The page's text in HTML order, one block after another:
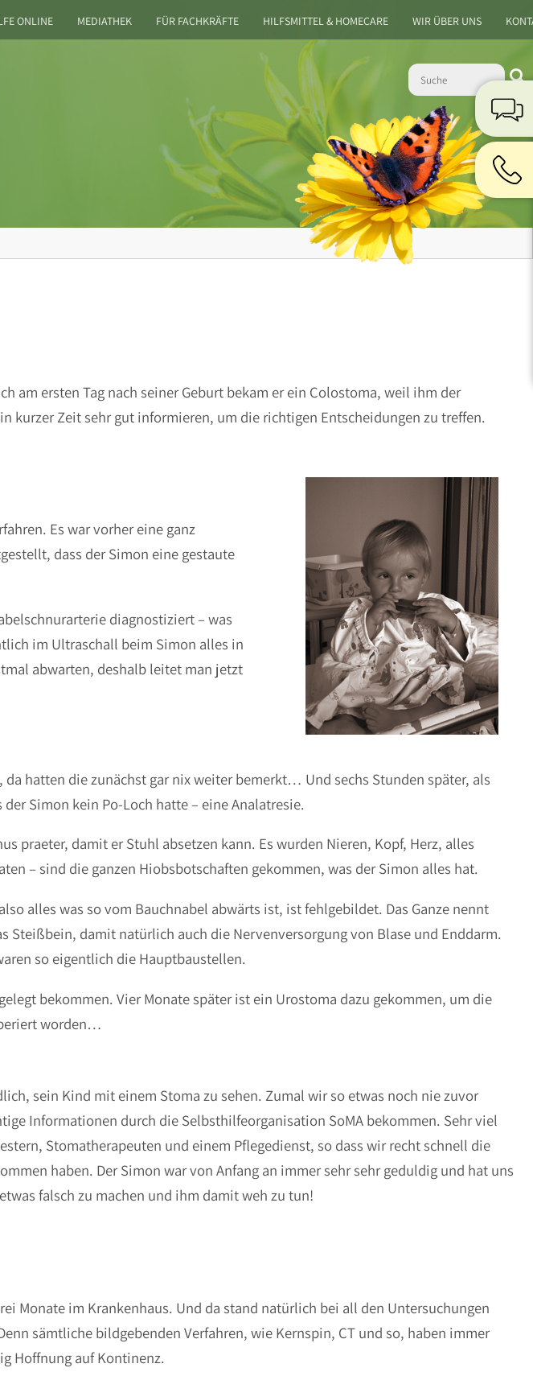
ONLINE MEDIATHEK FÜR FACHKRÄFTE HILFSMITTEL & HOMECARE WIR ÜBER UNS
am ersten Tag nach seiner Geburt bekam er ein Colostoma, weil ihm der
kurzer Zeit sehr gut informieren, um die richtigen Entscheidungen zu treffen.
Es war vorher eine ganz
dass der Simon eine gestaute
diagnostiziert – was
im Ultraschall beim Simon alles in
abwarten, deshalb leitet man jetzt
hatten die zunächst gar nix weiter bemerkt… Und sechs Stunden später, als
Simon kein Po-Loch hatte – eine Analatresie.
praeter, damit er Stuhl absetzen kann. Es wurden Nieren, Kopf, Herz, alles
– sind die ganzen Hiobsbotschaften gekommen, was der Simon alles hat.
alles was so vom Bauchnabel abwärts ist, ist fehlgebildet. Das Ganze nennt
Steißbein, damit natürlich auch die Nervenversorgung von Blase und Enddarm.
so eigentlich die Hauptbaustellen.
bekommen. Vier Monate später ist ein Urostoma dazu gekommen, um die
worden…
sein Kind mit einem Stoma zu sehen. Zumal wir so etwas noch nie zuvor
Informationen durch die Selbsthilfeorganisation SoMA bekommen. Sehr viel
Stomatherapeuten und einem Pflegedienst, so dass wir recht schnell die
haben. Der Simon war von Anfang an immer sehr sehr geduldig und hat uns
falsch zu machen und ihm damit weh zu tun!
Monate im Krankenhaus. Und da stand natürlich bei all den Untersuchungen
sämtliche bildgebenden Verfahren, wie Kernspin, CT und so, haben immer
Hoffnung auf Kontinenz.